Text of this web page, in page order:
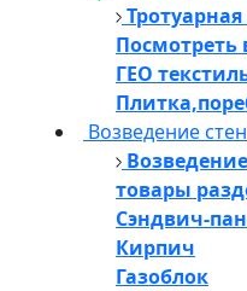
Посмотреть
ГЕО
Возведение стен
товары
Сэндвич-
Кирпич
Газоблок